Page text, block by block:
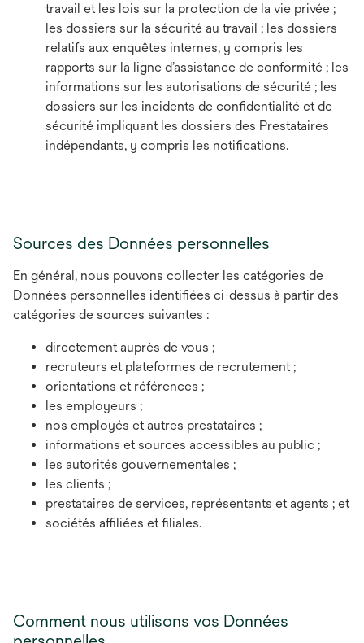
travail et les lois sur la protection de la vie privée ;
les dossiers sur la sécurité au travail ; les dossiers
relatifs aux enquêtes internes, y compris les
rapports sur la ligne d’assistance de conformité ; les
informations sur les autorisations de sécurité ; les
dossiers sur les incidents de confidentialité et de
sécurité impliquant les dossiers des Prestataires
indépendants, y compris les notifications.
Sources des Données personnelles
En général, nous pouvons collecter les catégories de
Données personnelles identifiées ci-dessus à partir des
catégories de sources suivantes :
directement auprès de vous ;
recruteurs et plateformes de recrutement ;
orientations et références ;
les employeurs ;
nos employés et autres prestataires ;
informations et sources accessibles au public ;
les autorités gouvernementales ;
les clients ;
prestataires de services, représentants et agents ; et
sociétés affiliées et filiales.
Comment nous utilisons vos Données